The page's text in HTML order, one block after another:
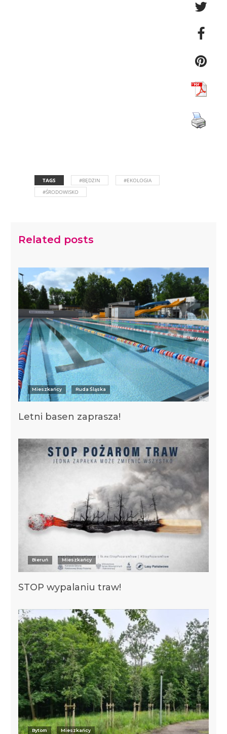
TAGS #BĘDZIN
#EKOLOGIA
#ŚRODOWISKO
Related posts
Mieszkańcy Ruda Śląska
Letni basen zaprasza!
Bieruń Mieszkańcy
STOP wypalaniu traw!
Bytom Mieszkańcy